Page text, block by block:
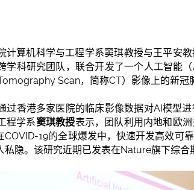
计算机科学与工程学系窦琪教授与王平安
学科研究团队，联合开发了一个人工智能
Scan，简称CT）影像上的新冠
过香港多家医院的临床影像数据对AI模型
程学系窦琪教授表示，团队利用内地和欧
19的全球爆发中，快速开发高效可
隐。该研究近期已发表在Nature旗下综合